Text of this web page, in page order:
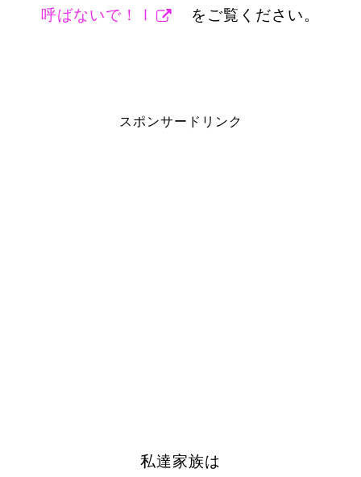
呼ばないで！Ⅰ をご覧ください。
スポンサードリンク
私達家族は